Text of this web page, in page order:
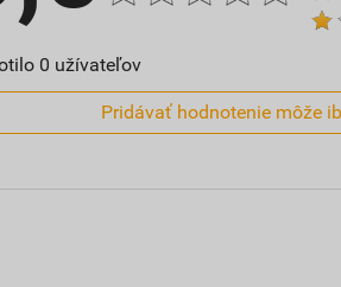
0 užívateľov
Pridávať hodnotenie môže